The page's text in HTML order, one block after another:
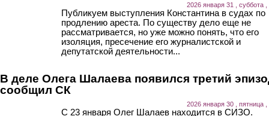
2026 января 31 , суббота ,
Публикуем выступления Константина в судах по
продлению ареста. По существу дело еще не
рассматривается, но уже можно понять, что его
изоляция, пресечение его журналистской и
депутатской деятельности...
В деле Олега Шалаева появился третий
сообщил СК
2026 января 30 , пятница ,
С 23 января Олег Шалаев находится в СИЗО.